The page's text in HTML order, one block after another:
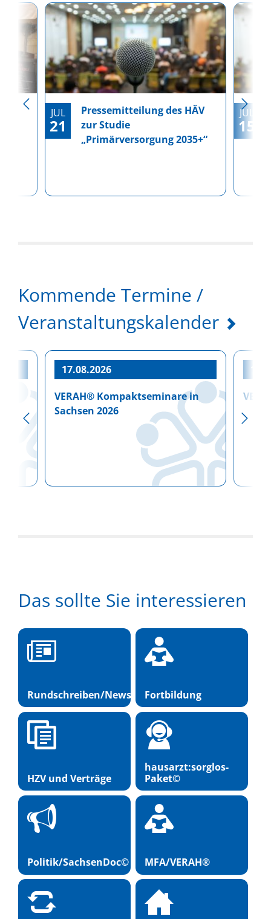
JUL
21
Pressemitteilung des HÄV
zur Studie
„Primärversorgung 2035+“
JUL
15
Kommende Termine /
Veranstaltungskalender
17.08.2026
VERAH® Kompaktseminare in
Sachsen 2026
Das sollte Sie interessieren
Rundschreiben/NewsletterFortbildung
HZV und Verträge
hausarzt:sorglos-
Paket©
Politik/SachsenDoc© MFA/VERAH®